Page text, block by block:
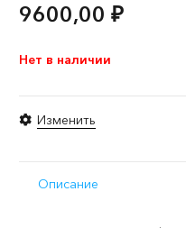
9600,00 ₽
Нет в наличии
Изменить
Описание